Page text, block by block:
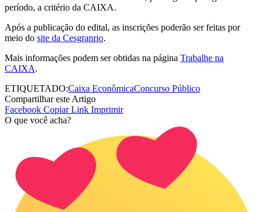
período, a critério da CAIXA.
Após a publicação do edital, as inscrições poderão ser feitas por
meio do site da Cesgranrio.
Mais informações podem ser obtidas na página Trabalhe na
CAIXA.
ETIQUETADO:Caixa EconômicaConcurso Público
Compartilhar este Artigo
Facebook Copiar Link Imprimir
O que você acha?